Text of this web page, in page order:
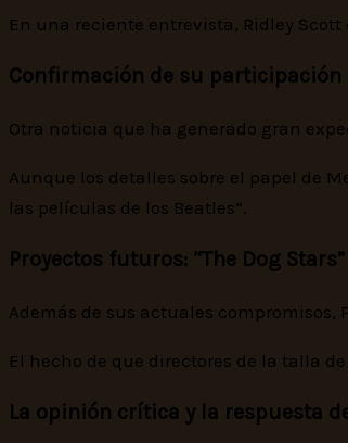
En una reciente entrevista, Ridley
Confirmación de su participación
Otra noticia que ha generado gran
Aunque los detalles sobre el papel de
las películas de los Beatles”.
Proyectos futuros: “The Dog
Además de sus actuales
El hecho de que directores de la talla
La opinión crítica y la respuesta